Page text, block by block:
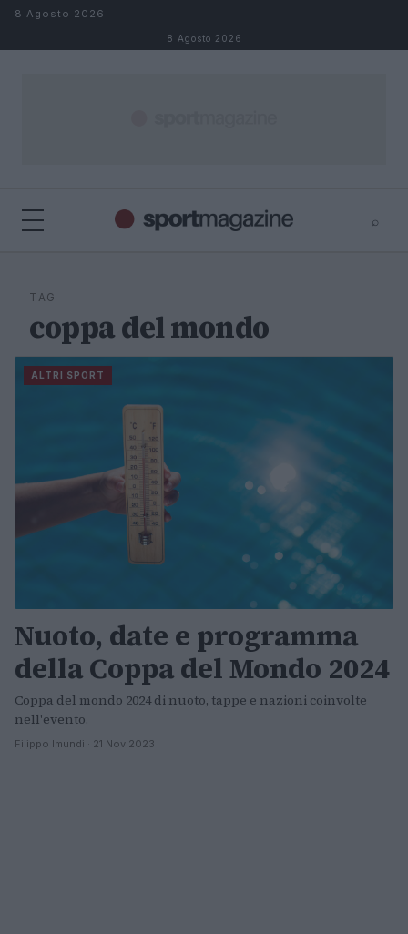
Salta al contenuto
8 Agosto 2026
8 Agosto 2026
⌕
TAG
coppa del mondo
ALTRI SPORT
Nuoto, date e programma
della Coppa del Mondo 2024
Coppa del mondo 2024 di nuoto, tappe e nazioni coinvolte
nell'evento.
Filippo Imundi · 21 Nov 2023